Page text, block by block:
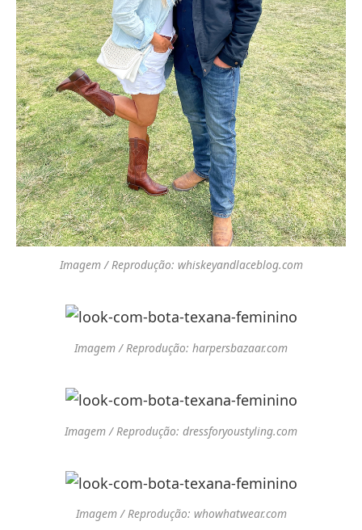
Imagem / Reprodução: whiskeyandlaceblog.com
Imagem / Reprodução: harpersbazaar.com
Imagem / Reprodução: dressforyoustyling.com
Imagem / Reprodução: whowhatwear.com